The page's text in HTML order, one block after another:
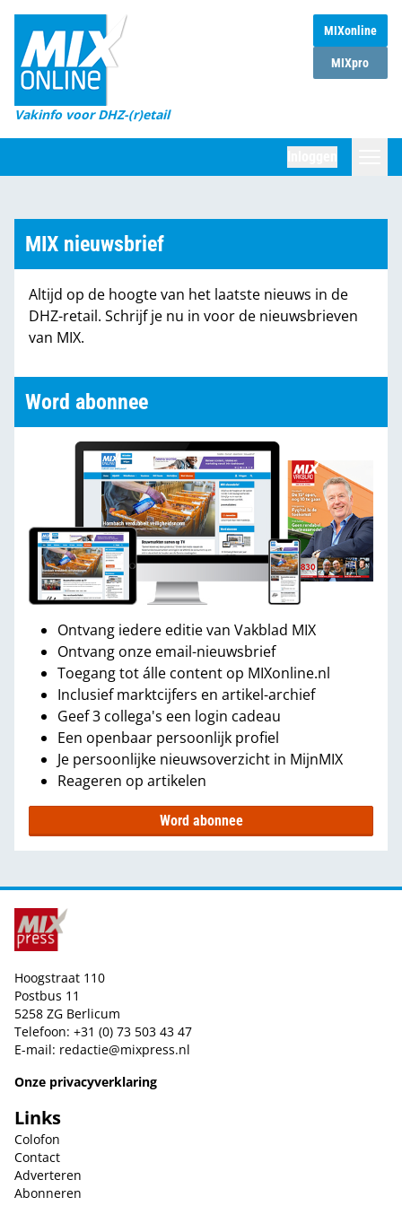
MIXonline
MIXpro
Vakinfo voor DHZ-(r)etail
Home
Magazines
DHZ Sessie
Marktcijfers
Partners
MIX nieuwsbrief
Altijd op de hoogte van het laatste nieuws in de
DHZ-retail. Schrijf je nu in voor de nieuwsbrieven
van MIX.
Word abonnee
Ontvang iedere editie van Vakblad MIX
Ontvang onze email-nieuwsbrief
Toegang tot álle content op MIXonline.nl
Inclusief marktcijfers en artikel-archief
Geef 3 collega's een login cadeau
Een openbaar persoonlijk profiel
Je persoonlijke nieuwsoverzicht in MijnMIX
Reageren op artikelen
Word abonnee
Hoogstraat 110
Postbus 11
5258 ZG Berlicum
Telefoon: +31 (0) 73 503 43 47
E-mail: redactie@mixpress.nl
Onze privacyverklaring
Links
Colofon
Contact
Adverteren
Abonneren